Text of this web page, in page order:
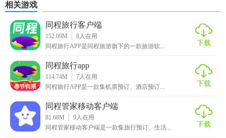
·同程用车：安心坐四重保障服务升级，提供包括接送机，接
送火车，市内打车及自驾租车多种选择，满足各类出行需
求！一键呼叫，用车更省更快更放心
·签证：覆盖全球，专业便捷，出签成功率99.8%，保障您的旅
行
·周边游：秒杀、返现、红包立减，趣玩周边，总有款是你所
爱，周末完美攻略带你玩high周边
相关游戏
同程旅行客户端
152.09M 8人在用
同程旅行APP是同程旅游旗下的一款旅游软...
下载
同程旅行app
114.74M 7人在用
同程旅行APP是一款集机票预订、酒店预订...
下载
同程管家移动客户端
81.68M 9人在用
同程管家移动客户端是一款集旅行预订、生活...
下载